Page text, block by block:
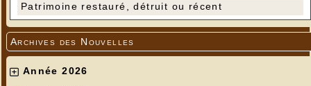
Patrimoine restauré, détruit ou récent
Archives des Nouvelles
Année 2026